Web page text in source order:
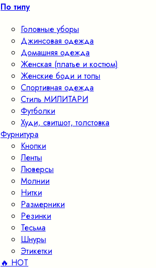
По типу
Головные уборы
Джинсовая одежда
Домашняя одежда
Женская (платье и костюм)
Женские боди и топы
Спортивная одежда
Стиль МИЛИТАРИ
Футболки
Худи, свитшот, толстовка
Фурнитура
Кнопки
Ленты
Люверсы
Молнии
Нитки
Размерники
Резинки
Тесьма
Шнуры
Этикетки
🔥 HOT